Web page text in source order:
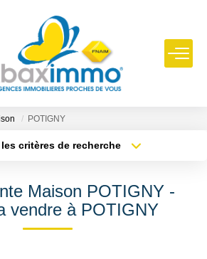
ESTIMER
ACHETER
GÉRER
POTIGNY
critères de recherche
Surface min
Maison POTIGNY -
vendre à POTIGNY